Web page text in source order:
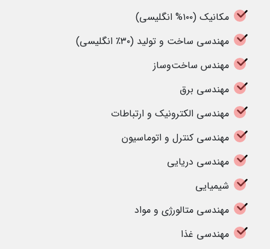
مکانیک (۱۰۰% انگلیسی)
مهندسی ساخت و تولید (۳۰٪ انگلیسی)
مهندس ساخت‌وساز
مهندسی برق
مهندسی الکترونیک و ارتباطات
مهندسی کنترل و اتوماسیون
مهندسی دریایی
شیمیایی
مهندسی متالورژی و مواد
مهندسی غذا